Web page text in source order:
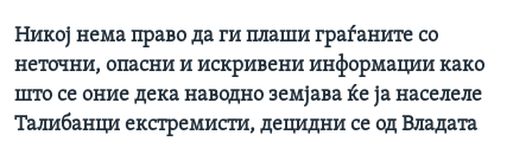
Никој нема право да ги плаши граѓаните со
неточни, опасни и искривени информации како
што се оние дека наводно земјава ќе ја населеле
Талибанци екстремисти, децидни се од Владата